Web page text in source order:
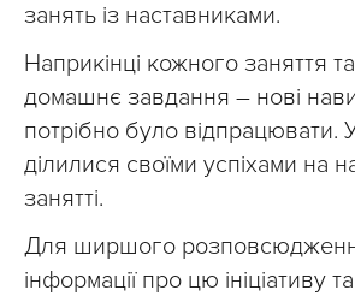
занять із наставниками.
Наприкінці кожного заняття
домашнє завдання – нові
потрібно було відпрацювати.
ділилися своїми успіхами на
занятті.
Для ширшого
інформації про цю ініціативу